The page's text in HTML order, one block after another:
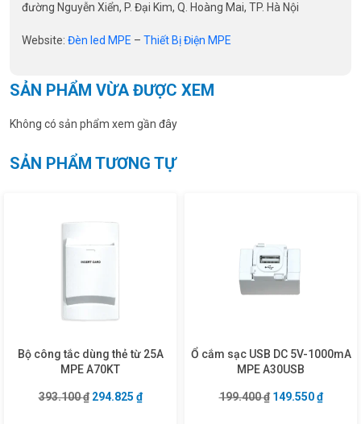
đường Nguyễn Xiển, P. Đại Kim, Q. Hoàng Mai, TP. Hà Nội
Website: Đèn led MPE – Thiết Bị Điện MPE
SẢN PHẨM VỪA ĐƯỢC XEM
Không có sản phẩm xem gần đây
SẢN PHẨM TƯƠNG TỰ
Bộ công tắc dùng thẻ từ 25A
MPE A70KT
393.100₫ Giá gốc là: 393.100 ₫.
294.825 ₫Giá hiện tại là: 294.825 ₫.
Ổ cắm sạc USB DC 5V-1000mA
MPE A30USB
199.400₫ Giá gốc là:
149.550₫Giá